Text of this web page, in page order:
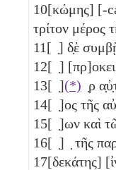
10[κώμης] [-
τρίτον μέρος
11[ ̣] δ̣ὲ
12[ ̣]
13[ ̣](*) ̣ρ
14[ ̣]ος τῆς
15[ ̣]ων καὶ
16[ ̣] ̣ τῆς
17[δεκάτης]